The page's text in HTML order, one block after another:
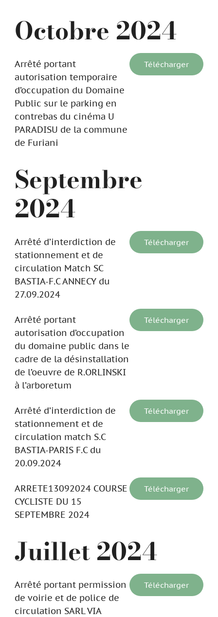
Octobre 2024
Arrêté portant
autorisation temporaire
d’occupation du Domaine
Public sur le parking en
contrebas du cinéma U
PARADISU de la commune
de Furiani
Télécharger
Septembre
2024
Arrêté d’interdiction de
stationnement et de
circulation Match SC
BASTIA-F.C ANNECY du
27.09.2024
Télécharger
Arrêté portant
autorisation d’occupation
du domaine public dans le
cadre de la désinstallation
de l’oeuvre de R.ORLINSKI
à l’arboretum
Télécharger
Arrêté d’interdiction de
stationnement et de
circulation match S.C
BASTIA-PARIS F.C du
20.09.2024
Télécharger
ARRETE13092024 COURSE
CYCLISTE DU 15
SEPTEMBRE 2024
Télécharger
Juillet 2024
Arrêté portant permission
de voirie et de police de
circulation SARL VIA
Télécharger